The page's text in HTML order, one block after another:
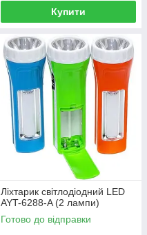
Купити
Ліхтарик світлодіодний LED
AYT-6288-A (2 лампи)
Готово до відправки